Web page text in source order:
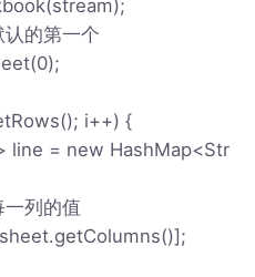
的第一个
i++) {
line = new HashMap<Str
列的值